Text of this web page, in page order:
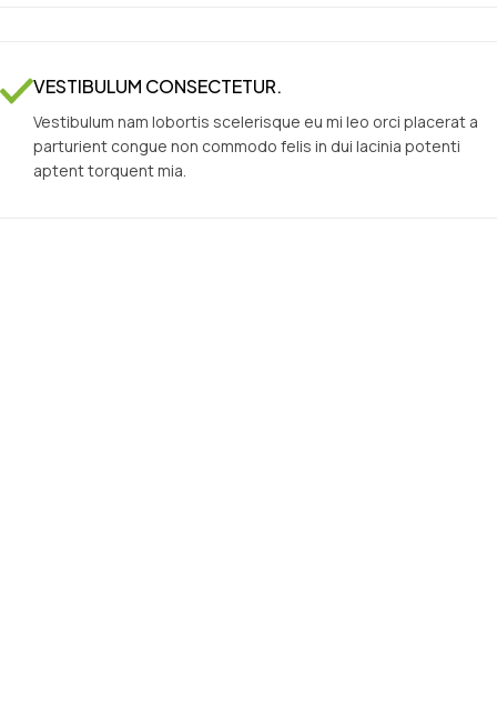
VESTIBULUM CONSECTETUR.
Vestibulum nam lobortis scelerisque eu mi leo orci placerat a
parturient congue non commodo felis in dui lacinia potenti
aptent torquent mia.